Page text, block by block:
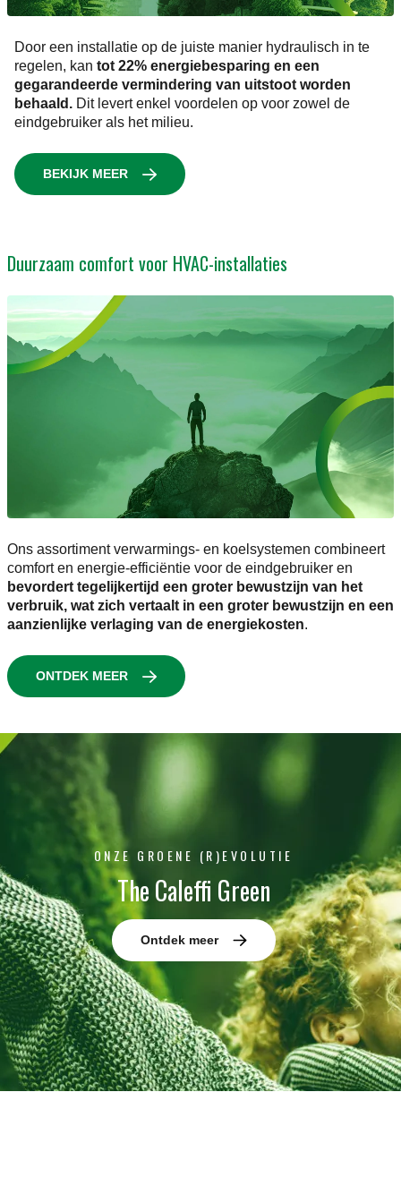
Door een installatie op de juiste manier hydraulisch in te
regelen, kan tot 22% energiebesparing en een
gegarandeerde vermindering van uitstoot worden
behaald. Dit levert enkel voordelen op voor zowel de
eindgebruiker als het milieu.
BEKIJK MEER
Duurzaam comfort voor HVAC-installaties
Ons assortiment verwarmings- en koelsystemen combineert
comfort en energie-efficiëntie voor de eindgebruiker en
bevordert tegelijkertijd een groter bewustzijn van het
verbruik, wat zich vertaalt in een groter bewustzijn en een
aanzienlijke verlaging van de energiekosten.
ONTDEK MEER
ONZE GROENE (R)EVOLUTIE
The Caleffi Green
Ontdek meer